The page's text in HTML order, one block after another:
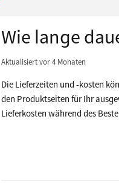
Wie lange
Aktualisiert vor 4 Monaten
Die Lieferzeiten und -kosten
den Produktseiten für Ihr
Lieferkosten während des